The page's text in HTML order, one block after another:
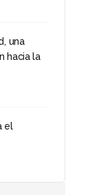
una
hacia la
el